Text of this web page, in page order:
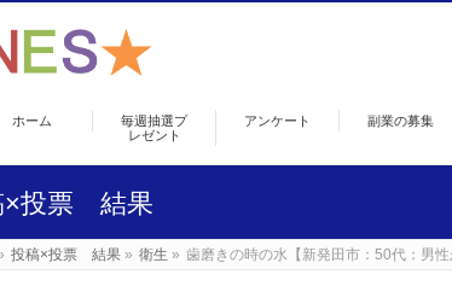
ホーム
毎週抽選プ
レゼント
アンケート 副業の募集
×投票 結果
投稿×投票 結果 » 衛生 » 歯磨きの時の水【新発田市：50代：男性